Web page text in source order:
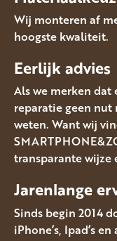
Wij monteren af
hoogste kwaliteit.
Eerlijk advies
Als we merken dat
reparatie geen nut
weten. Want wij
transparante
Jarenlange
Sinds begin 2014
iPhone’s, Ipad’s